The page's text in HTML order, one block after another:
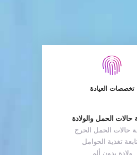
تخصصات العيادة
حالات الحمل والولادة
حالات الحمل الحرج
تغذية الحوامل
ولادة بدون ألم